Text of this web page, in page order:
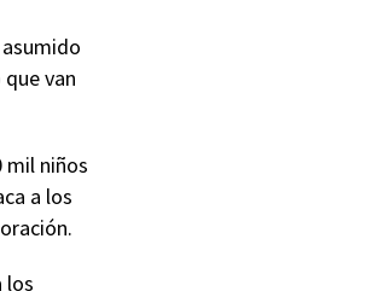
van
mil niños
a los
los